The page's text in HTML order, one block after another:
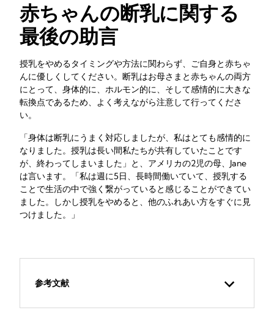
赤ちゃんの断乳に関する
最後の助言
授乳をやめるタイミングや方法に関わらず、ご自身と赤ちゃ
んに優しくしてください。断乳はお母さまと赤ちゃんの両方
にとって、身体的に、ホルモン的に、そして感情的に大きな
転換点であるため、よく考えながら注意して行ってくださ
い。
「身体は断乳にうまく対応しましたが、私はとても感情的に
なりました。授乳は長い間私たちが共有していたことです
が、終わってしまいました」と、アメリカの2児の母、Jane
は言います。「私は週に5日、長時間働いていて、授乳する
ことで生活の中で強く繋がっていると感じることができてい
ました。しかし授乳をやめると、他のふれあい方をすぐに見
つけました。」
参考文献